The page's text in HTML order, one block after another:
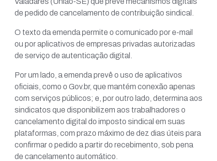
de pedido de cancelamento de contribuição sindical.
O texto da emenda permite o comunicado por e-mail
ou por aplicativos de empresas privadas autorizadas
de serviço de autenticação digital.
Por um lado, a emenda prevê o uso de aplicativos
oficiais, como o Gov.br, que mantém conexão apenas
com serviços públicos; e, por outro lado, determina aos
sindicatos que disponibilizem aos trabalhadores o
cancelamento digital do imposto sindical em suas
plataformas, com prazo máximo de dez dias úteis para
confirmar o pedido a partir do recebimento, sob pena
de cancelamento automático.